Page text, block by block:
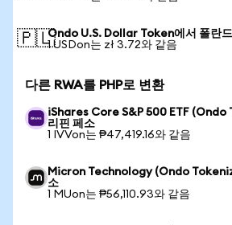
🇵🇱Ondo U.S. Dollar Token에서 폴란드
1 USDon는 zł 3.72와 같음
다른 RWA를 PHP로 변환
iShares Core S&P 500 ETF (Ondo
리핀 페소
1 IVVon는 ₱47,419.16와 같음
Micron Technology (Ondo
소
1 MUon는 ₱56,110.93와 같음